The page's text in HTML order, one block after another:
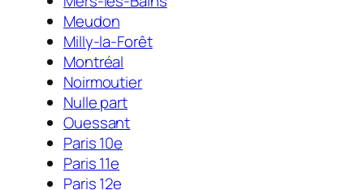
Meudon
Milly-la-Forêt
Montréal
Noirmoutier
Nulle part
Ouessant
Paris 10e
Paris 11e
Paris 12e